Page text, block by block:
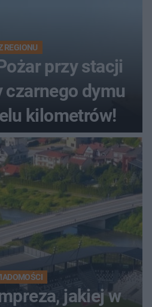
REGIONU
przy stacji
czarnego dymu
kilometrów!
jakiej w